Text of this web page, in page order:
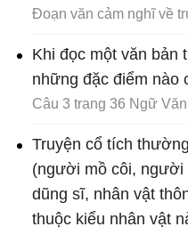
Đoạn văn cảm nghĩ về
Khi đọc một văn bản
những đặc điểm nào
Câu 3 trang 36 Ngữ
Truyện cổ tích
(người mồ côi, người
dũng sĩ, nhân vật
thuộc kiểu nhân vật